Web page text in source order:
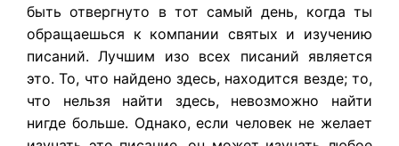
быть отвергнуто в тот самый день, когда ты
обращаешься к компании святых и изучению
писаний. Лучшим изо всех писаний является
это. То, что найдено здесь, находится везде; то,
что нельзя найти здесь, невозможно найти
нигде больше. Однако, если человек не желает